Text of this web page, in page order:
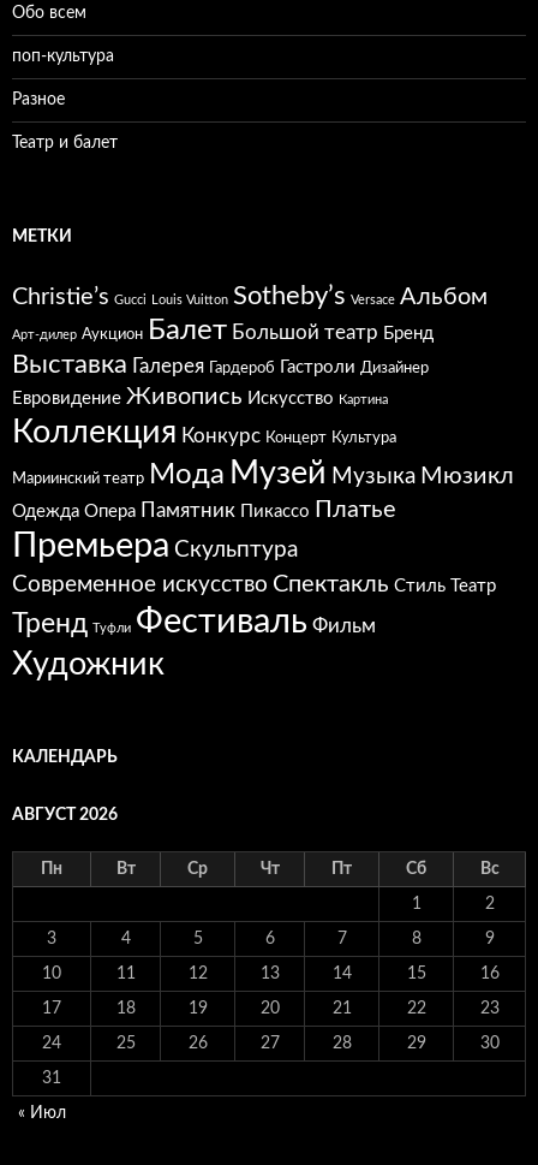
Обо всем
поп-культура
Разное
Театр и балет
МЕТКИ
Christie’s Gucci Louis Vuitton Sotheby’s Versace Альбом
Арт-дилер Аукцион Балет Большой театр Бренд
Выставка Галерея Гардероб Гастроли Дизайнер
Евровидение Живопись Искусство Картина
Коллекция Конкурс Концерт Культура
Мариинский театр Мода Музей Музыка Мюзикл
Одежда Опера Памятник Пикассо Платье
Премьера Скульптура
Современное искусство Спектакль Стиль Театр
Тренд Туфли Фестиваль Фильм
Художник
КАЛЕНДАРЬ
АВГУСТ 2026
Пн Вт Ср Чт Пт Сб Вс
1 2
3 4 5 6 7 8 9
10 11 12 13 14 15 16
17 18 19 20 21 22 23
24 25 26 27 28 29 30
31
« Июл